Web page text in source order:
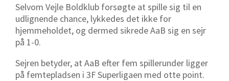
Selvom Vejle Boldklub forsøgte at spille sig til en
udlignende chance, lykkedes det ikke for
hjemmeholdet, og dermed sikrede AaB sig en sejr
på 1-0.
Sejren betyder, at AaB efter fem spillerunder ligger
på femtepladsen i 3F Superligaen med otte point.